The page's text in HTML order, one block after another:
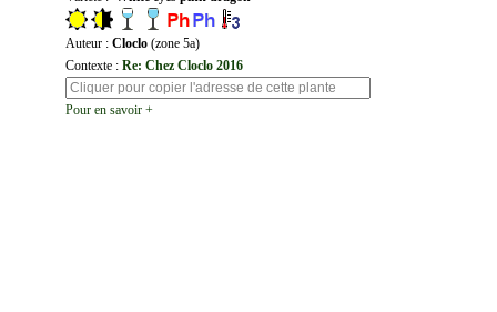
Auteur : Cloclo (zone 5a)
Contexte : Re: Chez Cloclo 2016
Pour en savoir +